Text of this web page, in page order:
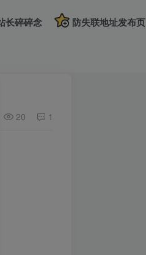
长碎碎念 防失联地址发布页
20 1